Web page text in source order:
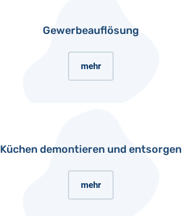
Gewerbeauflösung
mehr
Küchen demontieren und entsorgen
mehr